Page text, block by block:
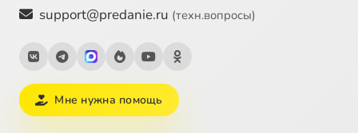
support@predanie.ru (техн.вопросы)
Мне нужна помощь